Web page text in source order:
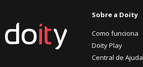
Sobre a Doity
Como funciona
Doity Play
Central de Ajuda